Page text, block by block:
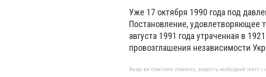
Уже 17 октября 1990 года под
Постановление, удовлетворяющее
августа 1991 года утраченная в
провозглашения независимости
Якщо ви помітили помилку, виділіть необхідний текст